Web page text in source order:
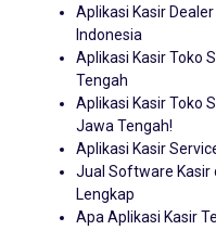
Aplikasi Kasir
Indonesia
Aplikasi Kasir Toko
Tengah
Aplikasi Kasir Toko
Jawa Tengah!
Aplikasi Kasir
Jual Software Kasir
Lengkap
Apa Aplikasi Kasir